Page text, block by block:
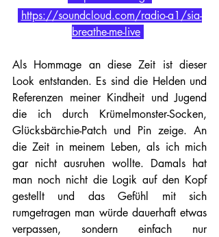
https://soundcloud.com/radio-a1/sia-
breathe-me-live
Als Hommage an diese Zeit ist dieser
Look entstanden. Es sind die Helden und
Referenzen meiner Kindheit und Jugend
die ich durch Krümelmonster-Socken,
Glücksbärchie-Patch und Pin zeige. An
die Zeit in meinem Leben, als ich mich
gar nicht ausruhen wollte. Damals hat
man noch nicht die Logik auf den Kopf
gestellt und das Gefühl mit sich
rumgetragen man würde dauerhaft etwas
verpassen, sondern einfach nur